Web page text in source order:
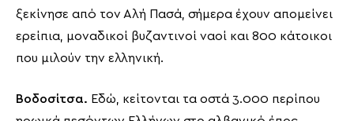
ξεκίνησε από τον Αλή Πασά, σήμερα έχουν απομείνει
ερείπια, μοναδικοί βυζαντινοί ναοί και 800 κάτοικοι
που μιλούν την ελληνική.
Βοδοσίτσα. Εδώ, κείτονται τα οστά 3.000 περίπου